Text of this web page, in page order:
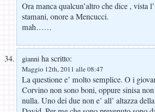
Ora manca qualcun’altro che dice , vista
stamani, onore a Mencucci.
mah……
gianni ha scritto:
Maggio 12th, 2011 alle 08:47
La questione e’ molto semplice. O i
Corvino non sono boni, oppure sinisa
nulla. Uno dei due non e’ all’ altazza